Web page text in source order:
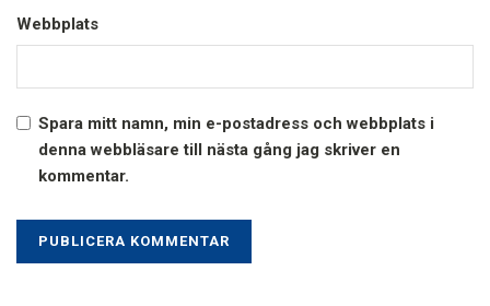
Webbplats
Spara mitt namn, min e-postadress och webbplats i
denna webbläsare till nästa gång jag skriver en
kommentar.